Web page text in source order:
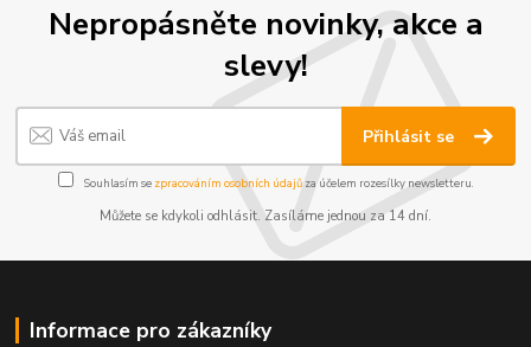
Nepropásněte novinky, akce a
slevy!
Přihlásit se
Souhlasím se zpracováním osobních údajůza účelem rozesílky newsletteru.
Můžete se kdykoli odhlásit. Zasíláme jednou za 14 dní.
Informace pro zákazníky